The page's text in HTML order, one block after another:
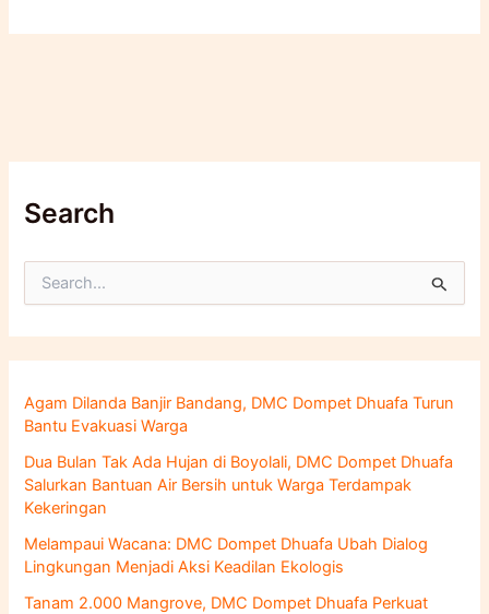
Search
a
t
u
k
:
Agam Dilanda Banjir Bandang, DMC Dompet Dhuafa Turun
Bantu Evakuasi Warga
Dua Bulan Tak Ada Hujan di Boyolali, DMC Dompet Dhuafa
Salurkan Bantuan Air Bersih untuk Warga Terdampak
Kekeringan
Melampaui Wacana: DMC Dompet Dhuafa Ubah Dialog
Lingkungan Menjadi Aksi Keadilan Ekologis
Tanam 2.000 Mangrove, DMC Dompet Dhuafa Perkuat